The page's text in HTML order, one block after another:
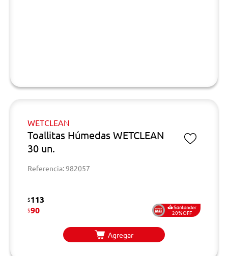
WETCLEAN
Toallitas Húmedas WETCLEAN
30 un.
Referencia: 982057
$113
$90 20%OFF
Agregar